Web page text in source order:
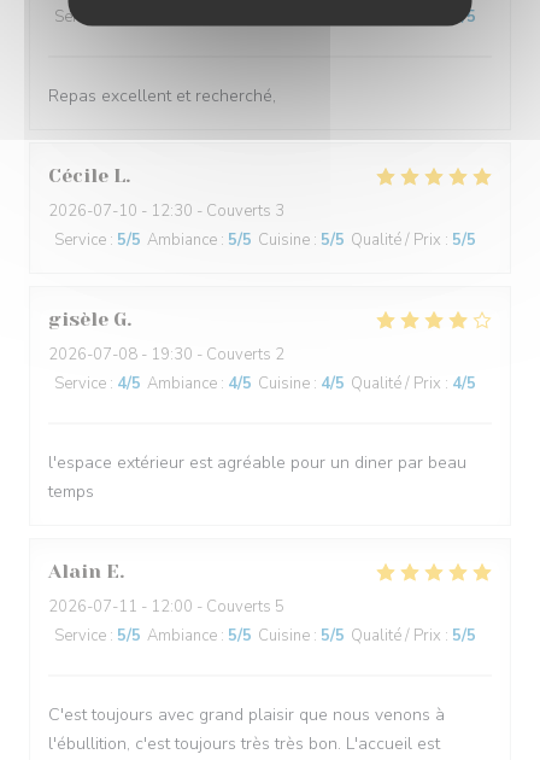
Service
5/5
Repas excellent et recherché,
Cécile L
2026-07-10 - 12:30 - Couverts 3
Service : 5/5 Ambiance : 5/5 Cuisine : 5/5 Qualité / Prix : 5/5
gisèle G
2026-07-08 - 19:30 - Couverts 2
Service : 4/5 Ambiance : 4/5 Cuisine : 4/5 Qualité / Prix : 4/5
l'espace extérieur est agréable pour un diner par beau
temps
Alain E
2026-07-11 - 12:00 - Couverts 5
Service : 5/5 Ambiance : 5/5 Cuisine : 5/5 Qualité / Prix : 5/5
C'est toujours avec grand plaisir que nous venons à
l'ébullition, c'est toujours très très bon. L'accueil est